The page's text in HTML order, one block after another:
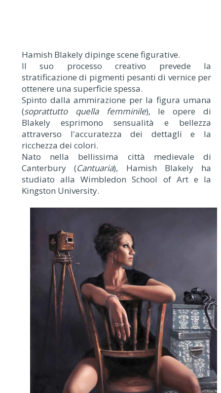
Hamish Blakely dipinge scene figurative.
Il suo processo creativo prevede la
stratificazione di pigmenti pesanti di vernice per
ottenere una superficie spessa.
Spinto dalla ammirazione per la figura umana
(soprattutto quella femminile), le opere di
Blakely esprimono sensualità e bellezza
attraverso l'accuratezza dei dettagli e la
ricchezza dei colori.
Nato nella bellissima città medievale di
Canterbury (Cantuaria), Hamish Blakely ha
studiato alla Wimbledon School of Art e la
Kingston University.